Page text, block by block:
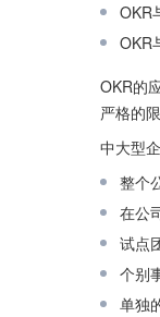
OKR
OKR
OKR的
严格的
中大型
整个
在公
试点
个别
单独